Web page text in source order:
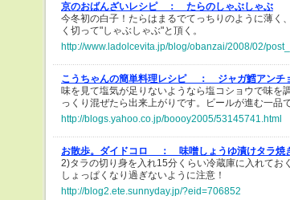
京のおばんざいレシピ ：
たらのしゃぶしゃぶ
今冬初の白子！たらはまるでてっちりのように薄く
く切って"しゃぶしゃぶ"と頂く。
http://www.ladolcevita.jp/blog/obanzai/2008/02/
こうちゃんの簡単料理レシピ ：
ジャガ鱈アンチ
味を見て塩気が足りないようなら塩コショウで味を
っくり混ぜたら出来上がりです。ビールが進む一品
http://blogs.yahoo.co.jp/boooy2005/53145741.html
お散歩。ダイドコロ ：
味噌しょうゆ漬けタラ焼
2)タラの切り身を入れ15分くらい冷蔵庫に入れてお
しょっぱくなり過ぎないように注意！
http://blog2.ete.sunnyday.jp/?eid=706852